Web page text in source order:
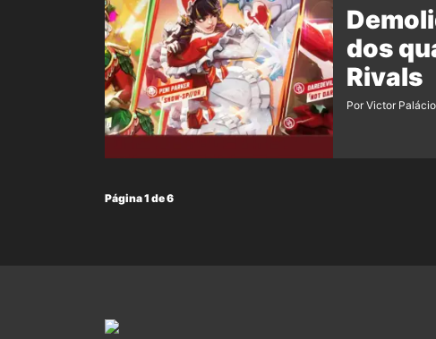
dos
Rivals
Por Victor Palácio
Página 1 de 6